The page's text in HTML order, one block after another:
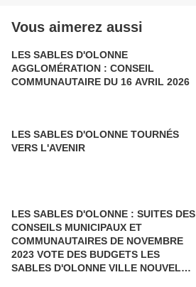
Vous aimerez aussi
LES SABLES D'OLONNE
AGGLOMÉRATION : CONSEIL
COMMUNAUTAIRE DU 16 AVRIL 2026
LES SABLES D'OLONNE TOURNÉS
VERS L'AVENIR
LES SABLES D'OLONNE : SUITES DES
CONSEILS MUNICIPAUX ET
COMMUNAUTAIRES DE NOVEMBRE
2023 VOTE DES BUDGETS LES
SABLES D'OLONNE VILLE NOUVELLE